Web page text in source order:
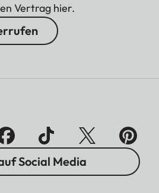
Vertrag hier.
Social Media